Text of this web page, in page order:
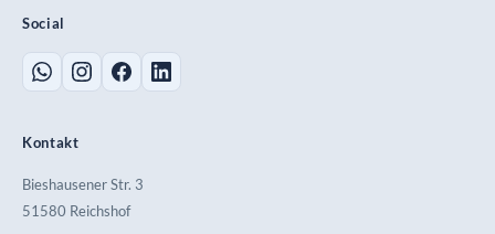
Social
Kontakt
Bieshausener Str. 3
51580 Reichshof